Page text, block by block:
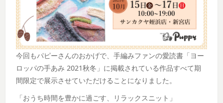
今回もパピーさんのおかげで、手編みファンの愛読書「ヨー
ロッパの手あみ 2021秋冬」に掲載されている作品すべて期
間限定で展示させていただけることになりました。
「おうち時間を豊かに過ごす、リラックスニット」